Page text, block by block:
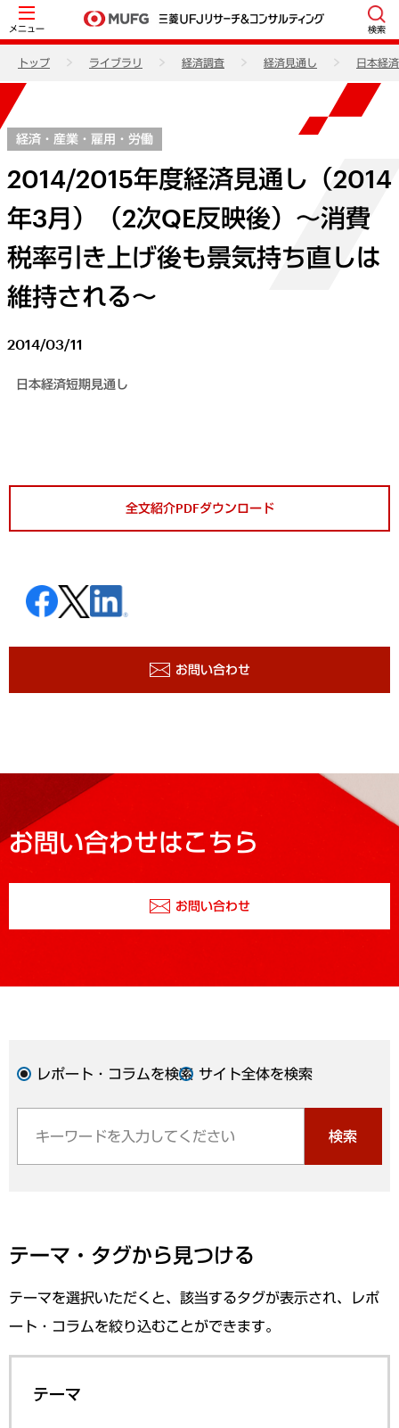
メニュー 検索
トップ ライブラリ 経済調査 経済見通し 日本経
経済・産業・雇用・労働
2014/2015年度経済見通し（2014
年3月）（2次QE反映後）～消費
税率引き上げ後も景気持ち直しは
維持される～
2014/03/11
日本経済短期見通し
全文紹介PDFダウンロード
お問い合わせ
お問い合わせはこちら
お問い合わせ
レポート・コラムを検索 サイト全体を検索
検索
テーマ・タグから見つける
テーマを選択いただくと、該当するタグが表示され、レポ
ート・コラムを絞り込むことができます。
テーマ